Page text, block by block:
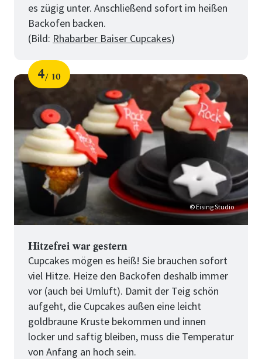
es zügig unter. Anschließend sofort im heißen
Backofen backen.
(Bild: Rhabarber Baiser Cupcakes)
Schritt
4
von
10
für
10
Tipps
für
perfekte
Cupcakes
© Eising Studio
Hitzefrei war gestern
Cupcakes mögen es heiß! Sie brauchen sofort
viel Hitze. Heize den Backofen deshalb immer
vor (auch bei Umluft). Damit der Teig schön
aufgeht, die Cupcakes außen eine leicht
goldbraune Kruste bekommen und innen
locker und saftig bleiben, muss die Temperatur
von Anfang an hoch sein.